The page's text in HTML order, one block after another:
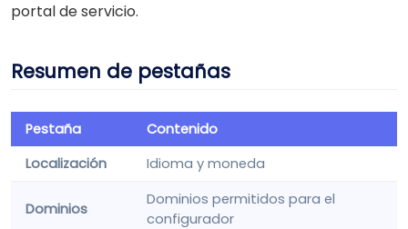
portal de servicio.
Resumen de pestañas
Pestaña
Contenido
Localización
Idioma y moneda
Dominios
Dominios permitidos para el
configurador